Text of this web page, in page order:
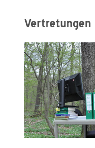
Vertretungen